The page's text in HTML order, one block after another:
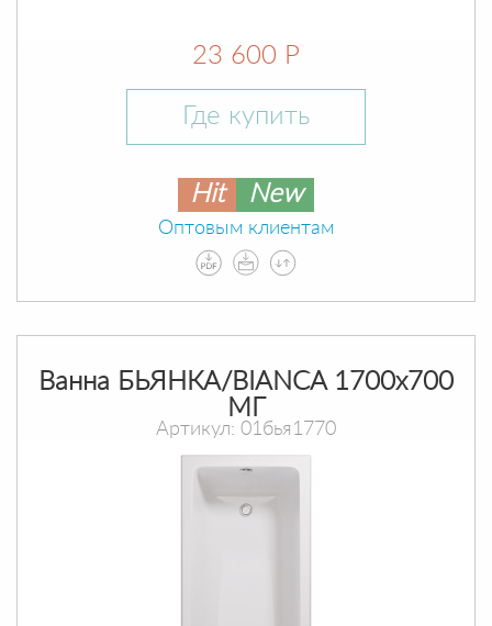
23 600 Р
Где купить
Hit New
Оптовым клиентам
Ванна БЬЯНКА/BIANCA 1700х700
МГ
Артикул: 01бья1770